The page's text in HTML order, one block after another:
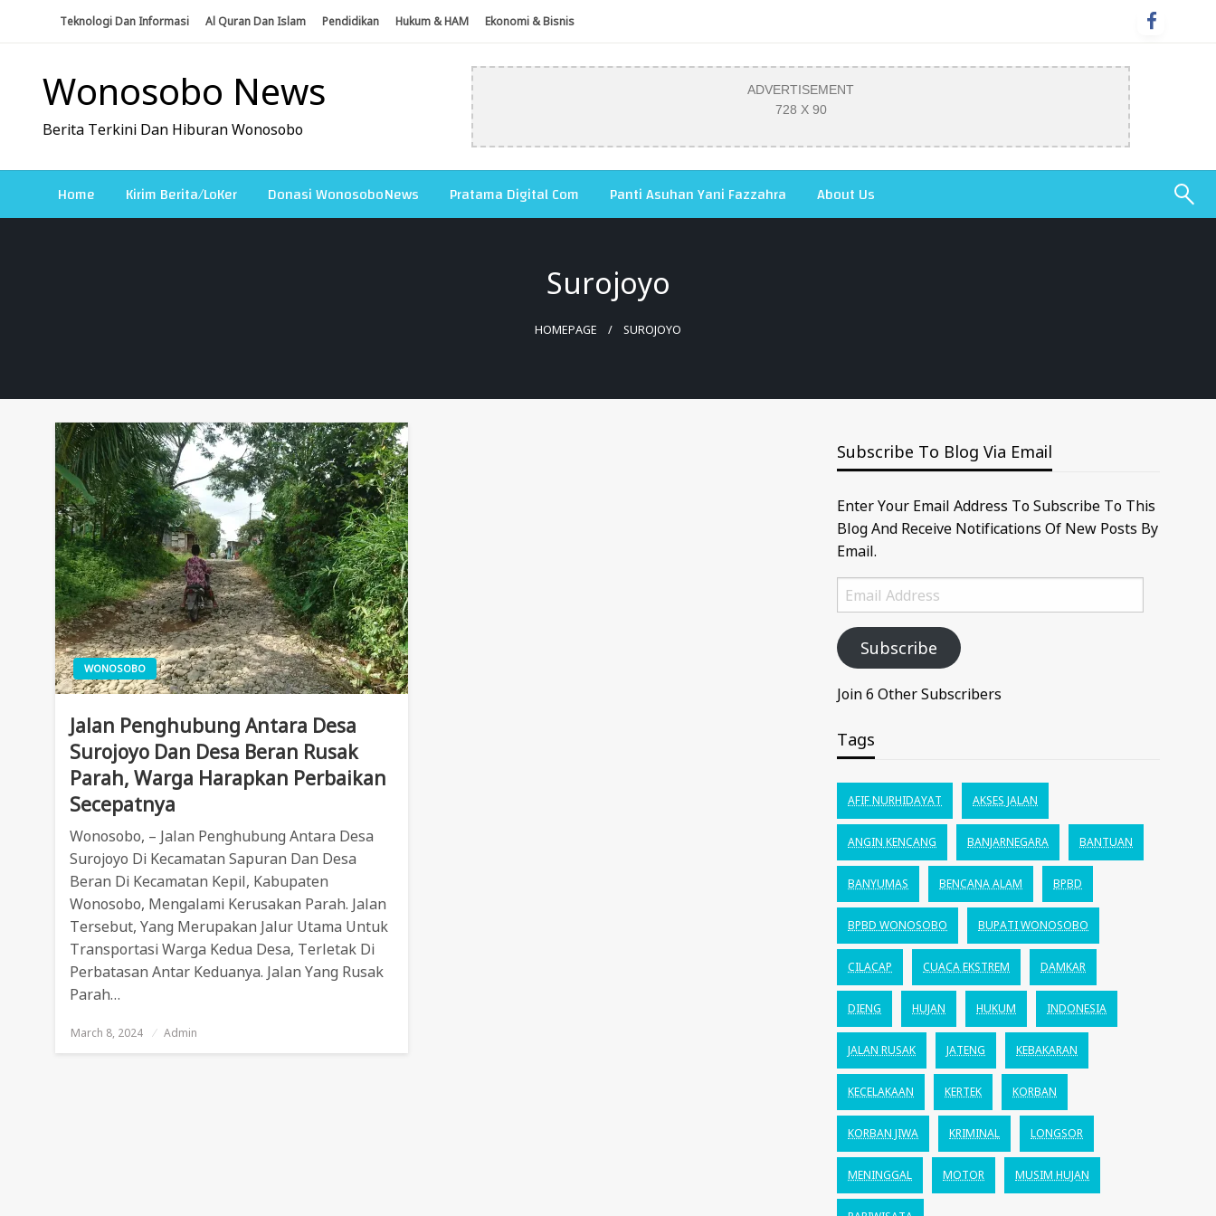
Teknologi Dan Informasi Al Quran Dan Islam Pendidikan Hukum & HAM Ekonomi & Bisnis
Wonosobo News
Berita Terkini Dan Hiburan Wonosobo
ADVERTISEMENT
728 X 90
Home Kirim Berita/LoKer Donasi WonosoboNews Pratama Digital Com Panti Asuhan Yani Fazzahra About Us
Surojoyo
HOMEPAGE SUROJOYO
WONOSOBO
Jalan Penghubung Antara Desa
Surojoyo Dan Desa Beran Rusak
Parah, Warga Harapkan Perbaikan
Secepatnya
Wonosobo, – Jalan Penghubung Antara Desa
Surojoyo Di Kecamatan Sapuran Dan Desa
Beran Di Kecamatan Kepil, Kabupaten
Wonosobo, Mengalami Kerusakan Parah. Jalan
Tersebut, Yang Merupakan Jalur Utama Untuk
Transportasi Warga Kedua Desa, Terletak Di
Perbatasan Antar Keduanya. Jalan Yang Rusak
Parah…
Posted
March 8, 2024 Admin
Subscribe To Blog Via Email
Enter Your Email Address To Subscribe To This
Blog And Receive Notifications Of New Posts By
Email.
Email
Address
Subscribe
Join 6 Other Subscribers
Tags
AFIF NURHIDAYAT AKSES JALAN
ANGIN KENCANG BANJARNEGARA BANTUAN
BANYUMAS BENCANA ALAM BPBD
BPBD WONOSOBO BUPATI WONOSOBO
CILACAP CUACA EKSTREM DAMKAR
DIENG HUJAN HUKUM INDONESIA
JALAN RUSAK JATENG KEBAKARAN
KECELAKAAN KERTEK KORBAN
KORBAN JIWA KRIMINAL LONGSOR
MENINGGAL MOTOR MUSIM HUJAN